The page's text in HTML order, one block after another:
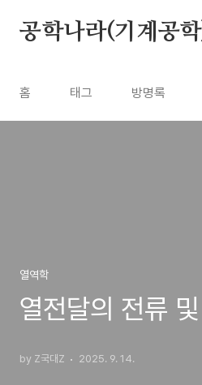
공학나라(기계공
홈 태그 방명록
열역학
열전달의 전류 및
by Z국대Z 2025. 9. 14.